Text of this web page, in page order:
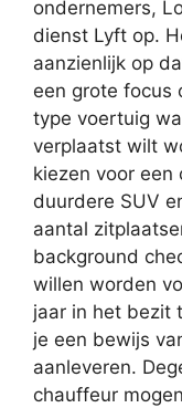
ondernemers,
dienst Lyft op.
aanzienlijk op
een grote focus
type voertuig
verplaatst wilt
kiezen voor een
duurdere SUV
aantal
background
willen worden
jaar in het bezit
je een bewijs
aanleveren.
chauffeur